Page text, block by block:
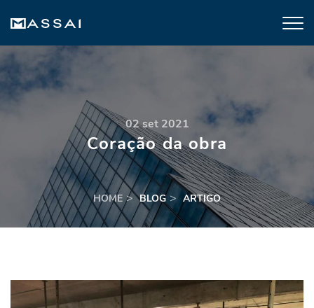
02 set 2021
Coração da obra
HOME BLOG ARTIGO